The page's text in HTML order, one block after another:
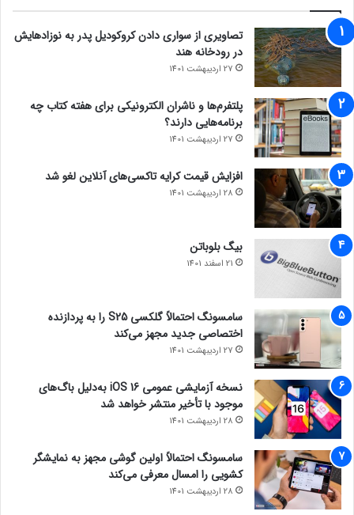
تصاویری از سواری دادن کروکودیل پدر به نوزادهایش
در رودخانه هند
27 اردیبهشت 1401
پلتفرم‌ها و ناشران الکترونیکی برای هفته کتاب چه
برنامه‌هایی دارند؟
27 اردیبهشت 1401
افزایش قیمت کرایه تاکسی‌های آنلاین لغو شد
28 اردیبهشت 1401
بیگ بلوباتن
21 اسفند 1401
سامسونگ احتمالاً گلکسی S25 را به پردازنده
اختصاصی جدید مجهز می‌کند
27 اردیبهشت 1401
نسخه آزمایشی عمومی iOS 16 به‌دلیل باگ‌های
موجود با تأخیر منتشر خواهد شد
28 اردیبهشت 1401
سامسونگ احتمالاً اولین گوشی مجهز به نمایشگر
کشویی را امسال معرفی می‌کند
28 اردیبهشت 1401